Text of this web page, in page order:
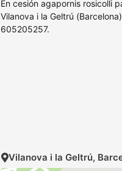
En cesión agapornis rosicolli
Vilanova i la Geltrú
605205257.
Vilanova i la Geltrú,